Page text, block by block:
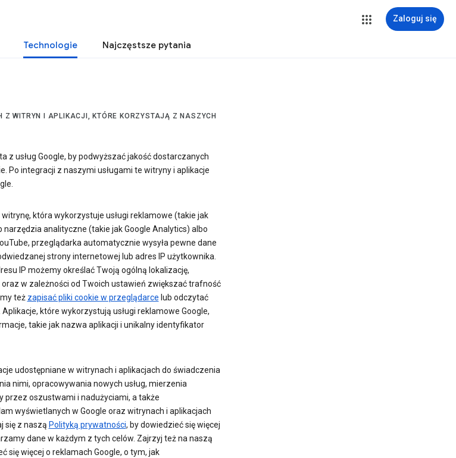
Zaloguj się
Technologie Najczęstsze pytania
Z WITRYN I APLIKACJI, KTÓRE KORZYSTAJĄ Z NASZYCH
z usług Google, by podwyższać jakość dostarczanych
Po integracji z naszymi usługami te witryny i aplikacje
która wykorzystuje usługi reklamowe (takie jak
narzędzia analityczne (takie jak Google Analytics) albo
przeglądarka automatycznie wysyła pewne dane
strony internetowej lub adres IP użytkownika.
IP możemy określać Twoją ogólną lokalizację,
w zależności od Twoich ustawień zwiększać trafność
też zapisać pliki cookie w przeglądarce lub odczytać
które wykorzystują usługi reklamowe Google,
takie jak nazwa aplikacji i unikalny identyfikator
udostępniane w witrynach i aplikacjach do świadczenia
nimi, opracowywania nowych usług, mierzenia
przez oszustwami i nadużyciami, a także
wyświetlanych w Google oraz witrynach i aplikacjach
się z naszą Polityką prywatności, by dowiedzieć się więcej
dane w każdym z tych celów. Zajrzyj też na naszą
się więcej o reklamach Google, o tym, jak